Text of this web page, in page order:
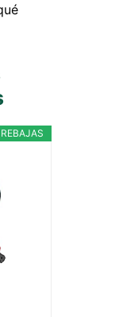
REBAJAS